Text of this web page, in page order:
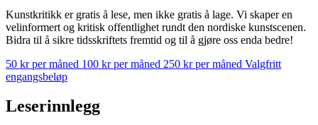
Kunstkritikk er gratis å lese, men ikke gratis å lage. Vi skaper en
velinformert og kritisk offentlighet rundt den nordiske kunstscenen.
Bidra til å sikre tidsskriftets fremtid og til å gjøre oss enda bedre!
50 kr per måned 100 kr per måned 250 kr per måned Valgfritt
engangsbeløp
Leserinnlegg